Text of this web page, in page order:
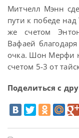
Митчелл Мэнн
пути к победе
же счетом
Вафаей
очка. Шон Мерфи
счетом 5-3 от
Поделиться с